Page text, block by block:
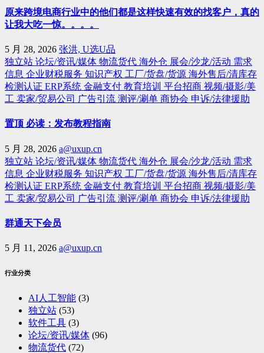
原来跨境电商行业中的他们都是这样快速有效的找客户，真的
让我大吃一惊。。。。
5 月 28, 2026 张洪, U选U品
独立站 论坛/资讯/媒体 物流货代 海外仓 展会/沙龙/活动 需求
信息 企业财税服务 知识产权 工厂/货盘/货源 海外售后/清库存
检测认证 ERP系统 金融支付 教育培训 平台招商 视频/摄影/美
工 卖家/贸易公司 广告引流 测评/涮单 商协会 申诉/法律援助
置顶 必读：发布教程指南
5 月 28, 2026 a@uxup.cn
独立站 论坛/资讯/媒体 物流货代 海外仓 展会/沙龙/活动 需求
信息 企业财税服务 知识产权 工厂/货盘/货源 海外售后/清库存
检测认证 ERP系统 金融支付 教育培训 平台招商 视频/摄影/美
工 卖家/贸易公司 广告引流 测评/涮单 商协会 申诉/法律援助
群通天下会员
5 月 11, 2026 a@uxup.cn
行业分类
AI人工智能 (3)
独立站 (53)
软件工具 (3)
论坛/资讯/媒体 (96)
物流货代 (72)